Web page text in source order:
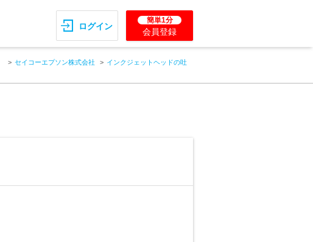
ログイン
簡単1分
会員登録
セイコーエプソン株式会社
インクジェットヘッドの吐